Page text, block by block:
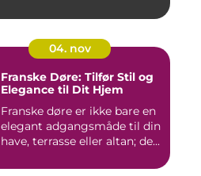
04. nov
Franske Døre: Tilfør Stil og
Elegance til Dit Hjem
Franske døre er ikke bare en
elegant adgangsmåde til din
have, terrasse eller altan; de...